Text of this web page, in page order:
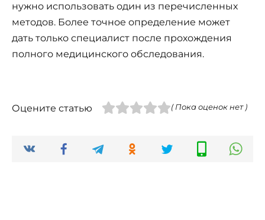
нужно использовать один из перечисленных
методов. Более точное определение может
дать только специалист после прохождения
полного медицинского обследования.
Оцените статью ( Пока оценок нет )